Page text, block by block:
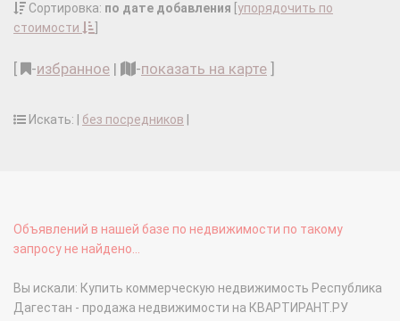
Сортировка: по дате добавления упорядочить по
стоимости
-избранное | -показать на карте
Искать: | без посредников
Объявлений в нашей базе по недвижимости по такому
запросу не найдено...
Вы искали: Купить коммерческую недвижимость Республика
Дагестан - продажа недвижимости на КВАРТИРАНТ.РУ